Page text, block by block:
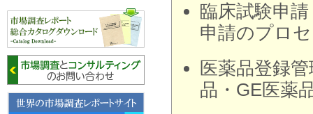
臨床試験申
申請のプロ
医薬品登録
品・GE医薬
2026年06月15日
6月15日、「中国の医療保険医薬
品リスト 」を発刊しました。
2026年06月01日
6月1日、「2026-27年版 5G SA、
6GにおけるIoT／サービス市場の
動向 」を発刊しました。